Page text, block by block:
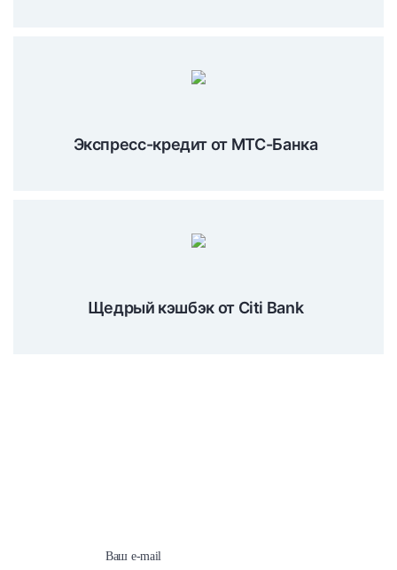
Экспресс-кредит от МТС-Банка
Щедрый кэшбэк от Citi Bank